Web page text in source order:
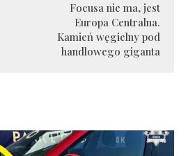
Focusa nie ma, jest
Europa Centralna.
Kamień węgielny pod
handlowego giganta